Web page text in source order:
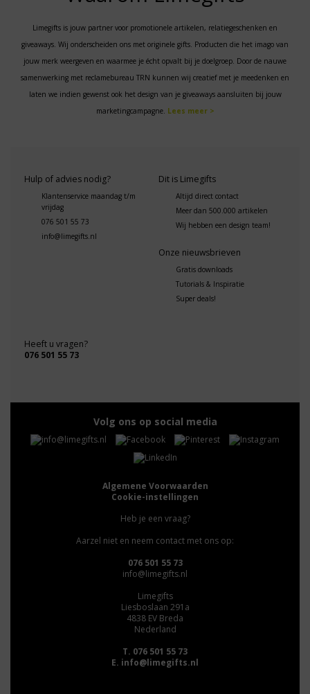
Limegifts is jouw partner voor promotionele artikelen, relatiegeschenken en
giveaways. Wij onderscheiden ons met originele gifts. Producten die het imago van
jouw merk weergeven en waarmee je écht opvalt bij je doelgroep. Door de nauwe
samenwerking met reclamebureau TRN kunnen wij creatief met je meedenken en
laten we indien gewenst ook het design van je giveaways aansluiten bij jouw
marketingcampagne. Lees meer >
Hulp of advies nodig?
Klantenservice maandag t/m
vrijdag
076 501 55 73
info@limegifts.nl
Dit is Limegifts
Altijd direct contact
Meer dan 500.000 artikelen
Wij hebben een design team!
Onze nieuwsbrieven
Gratis downloads
Tutorials & Inspiratie
Super deals!
Heeft u vragen?
076 501 55 73
Volg ons op social media
Algemene Voorwaarden
Cookie-instellingen
Heb je een vraag?
Aarzel niet en neem contact met ons op:
076 501 55 73
info@limegifts.nl
Limegifts
Liesboslaan 291a
4838 EV Breda
Nederland
T. 076 501 55 73
E. info@limegifts.nl